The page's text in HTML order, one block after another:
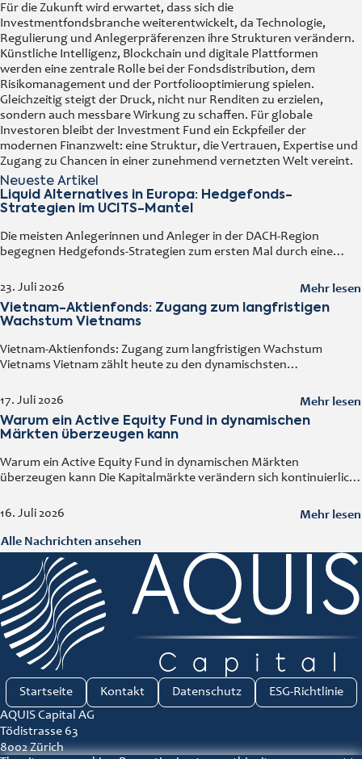
Für die Zukunft wird erwartet, dass sich die
Investmentfondsbranche weiterentwickelt, da Technologie,
Regulierung und Anlegerpräferenzen ihre Strukturen verändern.
Künstliche Intelligenz, Blockchain und digitale Plattformen
werden eine zentrale Rolle bei der Fondsdistribution, dem
Risikomanagement und der Portfoliooptimierung spielen.
Gleichzeitig steigt der Druck, nicht nur Renditen zu erzielen,
sondern auch messbare Wirkung zu schaffen. Für globale
Investoren bleibt der Investment Fund ein Eckpfeiler der
modernen Finanzwelt: eine Struktur, die Vertrauen, Expertise und
Zugang zu Chancen in einer zunehmend vernetzten Welt vereint.
Neueste Artikel
Liquid Alternatives in Europa: Hedgefonds-
Strategien im UCITS-Mantel
23. Juli 2026
Die meisten Anlegerinnen und Anleger in der DACH-Region
begegnen Hedgefonds-Strategien zum ersten Mal durch eine
Handelstag kaufen und verkaufen kann. Diese
Mehr lesen
Vietnam-Aktienfonds: Zugang zum langfristigen
Wachstum Vietnams
17. Juli 2026
Vietnam-Aktienfonds: Zugang zum langfristigen Wachstum
Vietnams Vietnam zählt heute zu den dynamischsten
steigende ausländische Direktinvestitionen, eine wachsende
machen
Mehr lesen
Warum ein Active Equity Fund in dynamischen
Märkten überzeugen kann
16. Juli 2026
Warum ein Active Equity Fund in dynamischen Märkten
überzeugen kann Die Kapitalmärkte verändern sich kontinuierlich.
geopolitische Ereignisse und neue Branchentrends beeinflussen
Mehr lesen
Alle Nachrichten ansehen
AQUIS Capital AG
Tödistrasse 63
8002 Zürich
Startseite Kontakt Datenschutz ESG-Richtlinie